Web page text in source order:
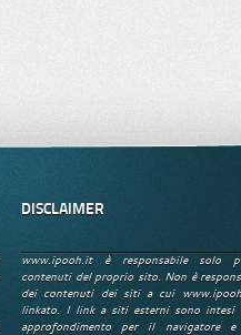
DISCLAIMER
www.ipooh.it è responsabile solo
contenuti del proprio sito. Non è
dei contenuti dei siti a cui
linkato. I link a siti esterni sono intesi
approfondimento per il navigatore